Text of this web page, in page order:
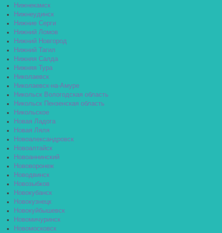
Нижнекамск
Нижнеудинск
Нижние Серги
Нижний Ломов
Нижний Новгород
Нижний Тагил
Нижняя Салда
Нижняя Тура
Николаевск
Николаевск-на-Амуре
Никольск Вологодская область
Никольск Пензенская область
Никольское
Новая Ладога
Новая Ляля
Новоалександровск
Новоалтайск
Новоаннинский
Нововоронеж
Новодвинск
Новозыбков
Новокубанск
Новокузнецк
Новокуйбышевск
Новомичуринск
Новомосковск